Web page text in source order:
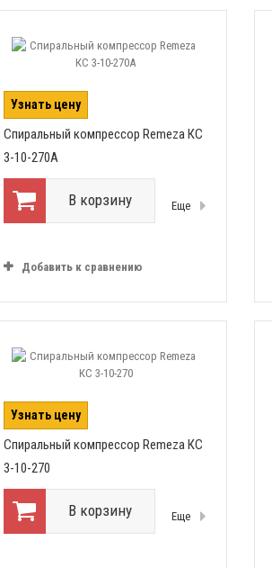
Узнать цену
Спиральный компрессор Remeza КС
3-10-270А
В корзину Еще
Добавить к сравнению
Узнать цену
Спиральный компрессор Remeza КС
3-10-270
В корзину Еще